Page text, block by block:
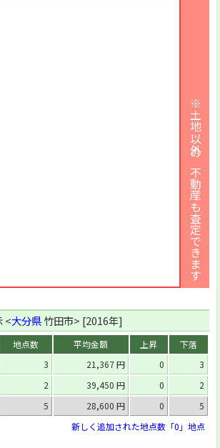
※土地以外の不動産も査定できます
<大分県竹田市> [2016年]
地点数 平均金額 上昇
下落
3 21,367 円 0
3
2 39,450 円 0
2
5 28,600 円 0
5
新しく追加された地点数「0」地点